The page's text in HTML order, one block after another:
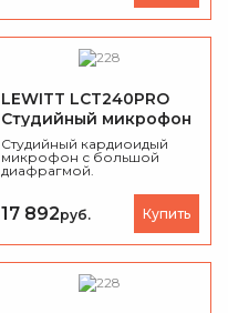
LEWITT LCT240PRO
Студийный микрофон
Студийный кардиоидый
микрофон с большой
диафрагмой.
17 892руб. Купить